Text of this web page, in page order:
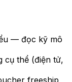
— đọc kỹ mô
cụ thể (điện tử,